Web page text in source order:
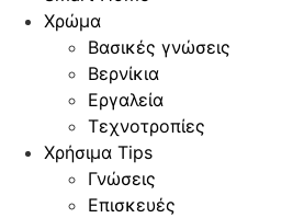
Χρώμα
Βασικές γνώσεις
Βερνίκια
Εργαλεία
Τεχνοτροπίες
Χρήσιμα Tips
Γνώσεις
Επισκευές